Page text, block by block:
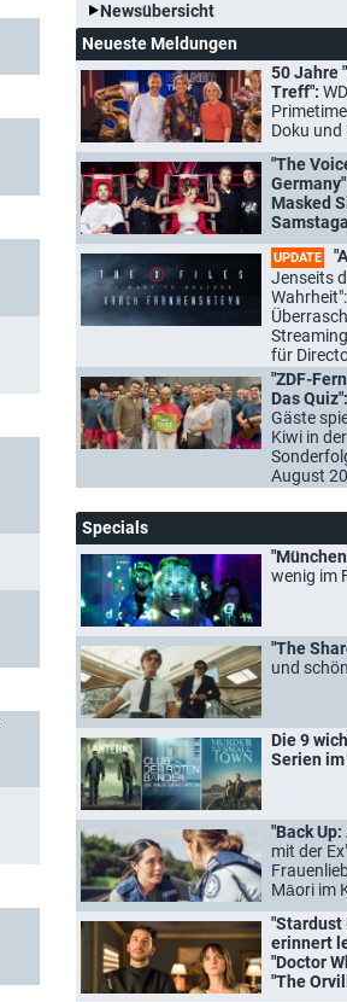
Newsübersicht
Neueste Meldungen
50 Jahre
Treff":
Doku und
"The
Masked
UPDATE
Jenseits
Wahrheit":
für
"ZDF-
Das Quiz":
Gäste
Kiwi in der
August
Specials
wenig im
"The
und
Die 9
Serien
"Back Up:
mit der
Māori im
"Stardust
erinnert
"Doctor
"The